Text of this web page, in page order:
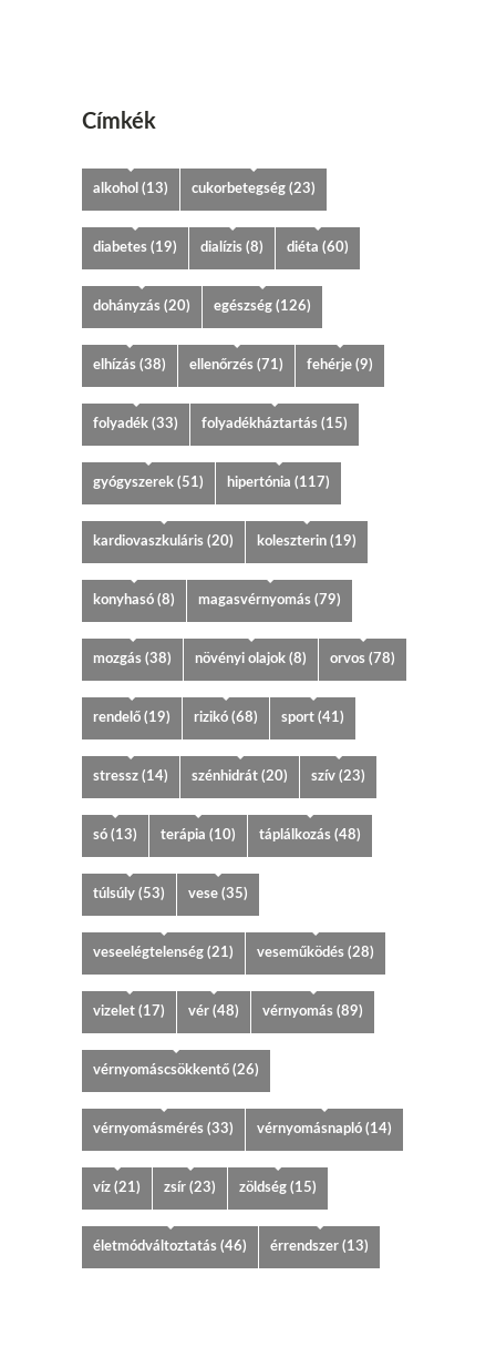
Címkék
alkohol (13) cukorbetegség (23)
diabetes (19) dialízis (8) diéta (60)
dohányzás (20) egészség (126)
elhízás (38) ellenőrzés (71) fehérje (9)
folyadék (33) folyadékháztartás (15)
gyógyszerek (51) hipertónia (117)
kardiovaszkuláris (20) koleszterin (19)
konyhasó (8) magasvérnyomás (79)
mozgás (38) növényi olajok (8) orvos (78)
rendelő (19) rizikó (68) sport (41)
stressz (14) szénhidrát (20) szív (23)
só (13) terápia (10) táplálkozás (48)
túlsúly (53) vese (35)
veseelégtelenség (21) veseműködés (28)
vizelet (17) vér (48) vérnyomás (89)
vérnyomáscsökkentő (26)
vérnyomásmérés (33) vérnyomásnapló (14)
víz (21) zsír (23) zöldség (15)
életmódváltoztatás (46) érrendszer (13)